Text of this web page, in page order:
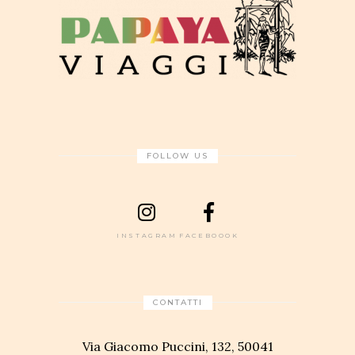
FOLLOW US
INSTAGRAM FACEBOOOK
CONTATTI
Via Giacomo Puccini, 132, 50041